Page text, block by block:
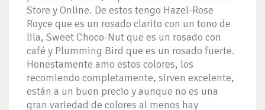
Store y Online. De estos tengo Hazel-Rose
Royce que es un rosado clarito con un tono de
lila, Sweet Choco-Nut que es un rosado con
café y Plumming Bird que es un rosado fuerte.
Honestamente amo estos colores, los
recomiendo completamente, sirven excelente,
están a un buen precio y aunque no es una
gran variedad de colores al menos hay